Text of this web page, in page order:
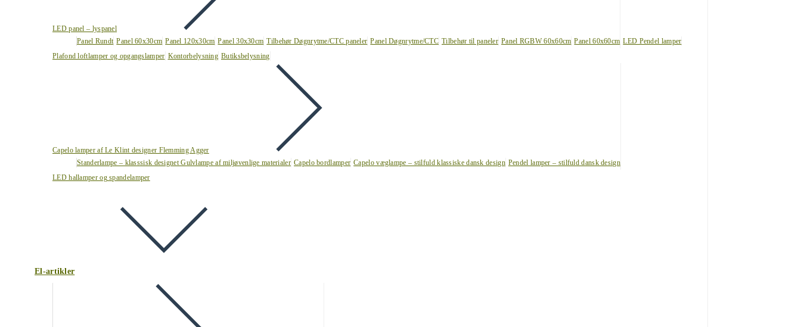
LED panel – lyspanel
Panel Rundt Panel 60x30cm Panel 120x30cm Panel 30x30cm Tilbehør Døgnrytme/CTC paneler Panel Døgnrytme/CTC Tilbehør til paneler Panel RGBW 60x60cm Panel 60x60cm LED Pendel lamper
Plafond loftlamper og opgangslamper Kontorbelysning Butiksbelysning
Capelo lamper af Le Klint designer Flemming Agger
Standerlampe – klasssisk designet Gulvlampe af miljøvenlige materialer Capelo bordlamper Capelo væglampe – stilfuld klassiske dansk design Pendel lamper – stilfuld dansk design
LED hallamper og spandelamper
El-artikler